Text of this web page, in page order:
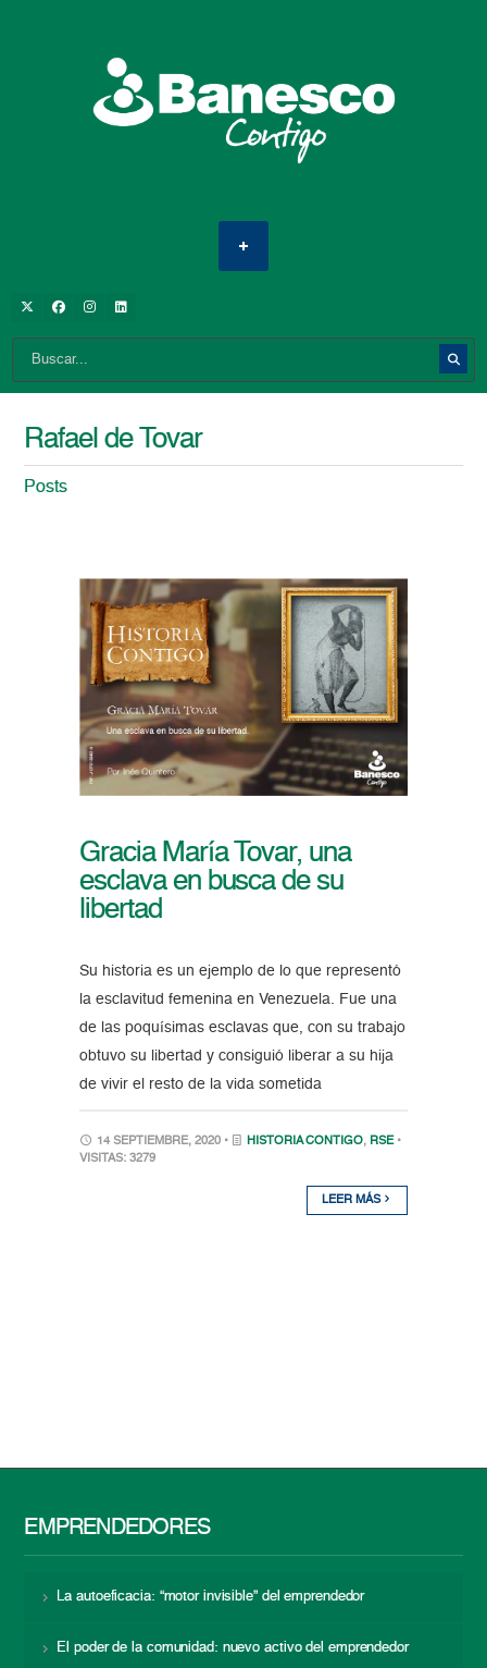
Rafael de Tovar
Posts
Gracia María Tovar, una
esclava en busca de su
libertad
Su historia es un ejemplo de lo que representó
la esclavitud femenina en Venezuela. Fue una
de las poquísimas esclavas que, con su trabajo
obtuvo su libertad y consiguió liberar a su hija
de vivir el resto de la vida sometida
14 SEPTIEMBRE, 2020 • HISTORIA CONTIGO, RSE •
VISITAS: 3279
LEER MÁS
EMPRENDEDORES
La autoeficacia: “motor invisible” del emprendedor
El poder de la comunidad: nuevo activo del emprendedor